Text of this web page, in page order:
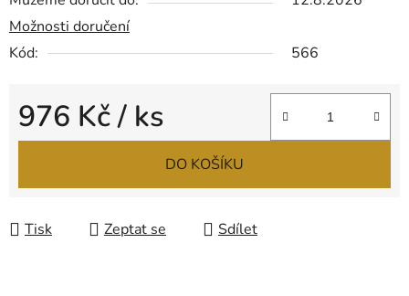
Možnosti doručení
Kód:
566
976 Kč/ ks
Měrná cena:
DO KOŠÍKU
Tisk Zeptat se Sdílet